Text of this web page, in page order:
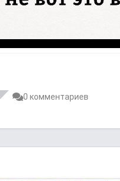
0 комментариев